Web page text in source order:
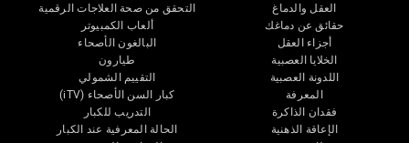
العقل والدماغ
حقائق عن دماغك
أجزاء العقل
الخلايا العصبية
اللدونة العصبية
المعرفة
فقدان الذاكرة
الإعاقة الذهنية
التحقق من صحة العلاجات الرقمية
ألعاب الكمبيوتر
البالغون الأصحاء
طيارون
التقييم الشمولي
كبار السن الأصحاء (iTV)
التدريب للكبار
الحالة المعرفية عند الكبار